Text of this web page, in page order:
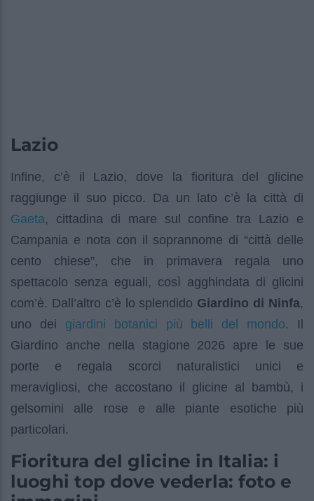
Lazio
Infine, c’è il Lazio, dove la fioritura del glicine
raggiunge il suo picco. Da un lato c’è la città di
Gaeta, cittadina di mare sul confine tra Lazio e
Campania e nota con il soprannome di “città delle
cento chiese”, che in primavera regala uno
spettacolo senza eguali, così agghindata di glicini
com’è. Dall’altro c’è lo splendido Giardino di Ninfa,
uno dei giardini botanici più belli del mondo. Il
Giardino anche nella stagione 2026 apre le sue
porte e regala scorci naturalistici unici e
meravigliosi, che accostano il glicine al bambù, i
gelsomini alle rose e alle piante esotiche più
particolari.
Fioritura del glicine in Italia: i
luoghi top dove vederla: foto e